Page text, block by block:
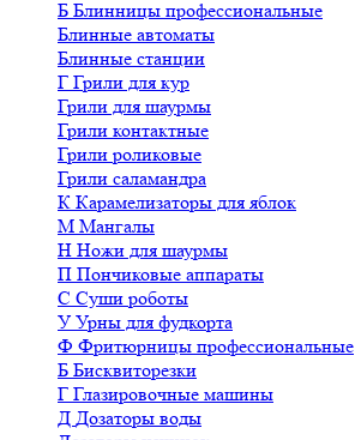
Б Блинницы профессиональные
Блинные автоматы
Блинные станции
Г Грили для кур
Грили для шаурмы
Грили контактные
Грили роликовые
Грили саламандра
К Карамелизаторы для яблок
М Мангалы
Н Ножи для шаурмы
П Пончиковые аппараты
С Суши роботы
У Урны для фудкорта
Ф Фритюрницы профессиональные
Б Бисквиторезки
Г Глазировочные машины
Д Дозаторы воды